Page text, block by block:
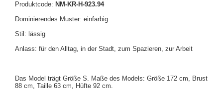
Produktcode: NM-KR-H-923.94
Dominierendes Muster: einfarbig
Stil: lässig
Anlass: für den Alltag, in der Stadt, zum Spazieren, zur Arbeit
Das Model trägt Größe S. Maße des Models: Größe 172 cm, Brust
88 cm, Taille 63 cm, Hüfte 92 cm.